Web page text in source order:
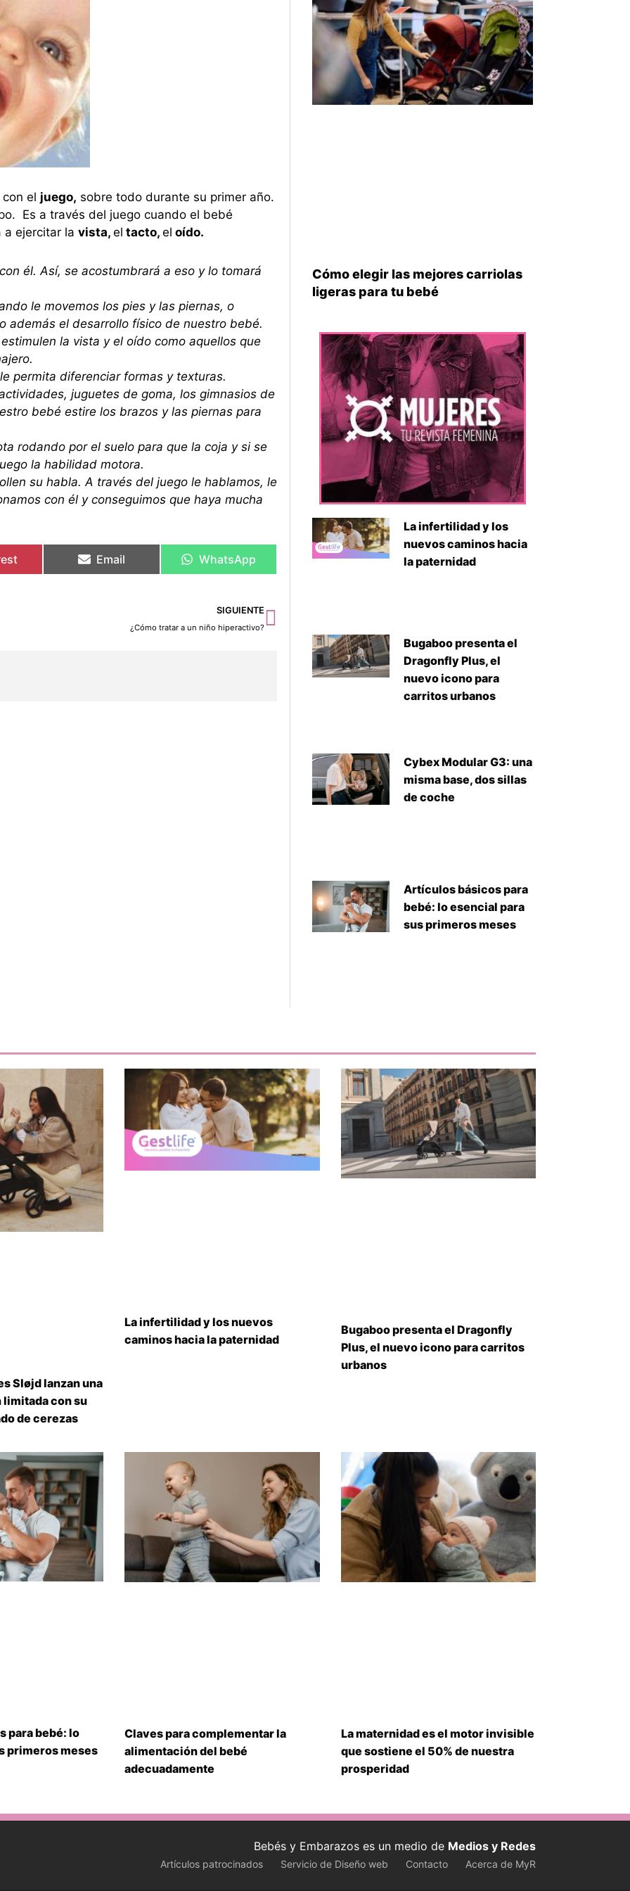
el juego, sobre todo durante su primer año.
Es a través del juego cuando el bebé
a ejercitar la vista, el tacto, el oído.
él. Así, se acostumbrará a eso y lo tomará
le movemos los pies y las piernas, o
además el desarrollo físico de nuestro bebé.
la vista y el oído como aquellos que
permita diferenciar formas y texturas.
juguetes de goma, los gimnasios de
bebé estire los brazos y las piernas para
rodando por el suelo para que la coja y si se
la habilidad motora.
su habla. A través del juego le hablamos, le
con él y conseguimos que haya mucha
Email WhatsApp
SIGUIENTE
¿Cómo tratar a un niño hiperactivo?
Siguiente
Cómo elegir las mejores carriolas
ligeras para tu bebé
La infertilidad y los
nuevos caminos hacia
la paternidad
Bugaboo presenta el
Dragonfly Plus, el
nuevo icono para
carritos urbanos
Cybex Modular G3: una
misma base, dos sillas
de coche
Artículos básicos para
bebé: lo esencial para
sus primeros meses
Sløjd lanzan una
con su
de cerezas
La infertilidad y los nuevos
caminos hacia la paternidad
Bugaboo presenta el Dragonfly
Plus, el nuevo icono para carritos
urbanos
para bebé: lo
primeros meses
Claves para complementar la
alimentación del bebé
adecuadamente
La maternidad es el motor invisible
que sostiene el 50% de nuestra
prosperidad
Bebés y Embarazos es un medio de Medios y Redes
Artículos patrocinados Servicio de Diseño web Contacto Acerca de MyR